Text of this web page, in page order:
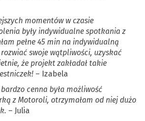
momentów w czasie
były indywidualne spotkania z
pełne 45 min na indywidualną
swoje wątpliwości, uzyskać
że projekt zakładał takie
– Izabela
cenna była możliwość
z Motoroli, otrzymałam od niej dużo
– Julia